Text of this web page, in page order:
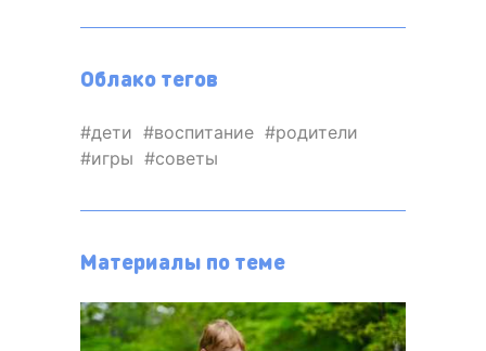
Облако тегов
дети воспитание
родители
игры
советы
Материалы по теме